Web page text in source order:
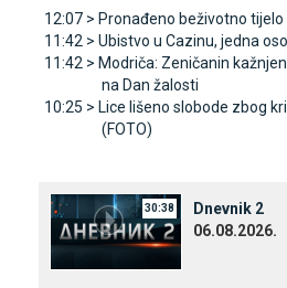
12:07 > Pronađeno beživotno
11:42 > Ubistvo u Cazinu, jedna
11:42 > Modriča: Zeničanin
na Dan žalosti
10:25 > Lice lišeno slobode zbog
(FOTO)
30:38
Dnevnik 2
06.08.2026.